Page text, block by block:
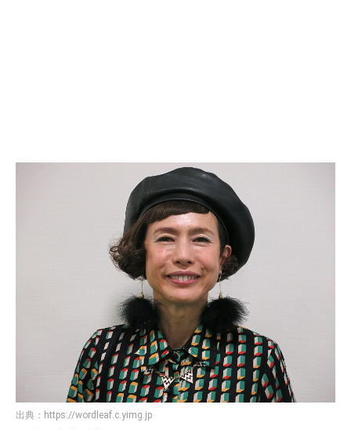
出典： https://wordleaf.c.yimg.jp